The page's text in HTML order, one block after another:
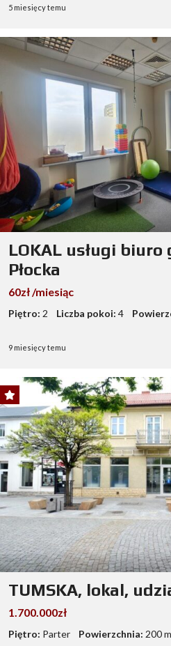
5 miesięcy temu
LOKAL usługi
Płocka
60zł /miesiąc
Piętro: 2 Liczba pokoi: 4
9 miesięcy temu
TUMSKA, lokal,
1.700.000zł
Piętro: Parter Powierzchnia: 200